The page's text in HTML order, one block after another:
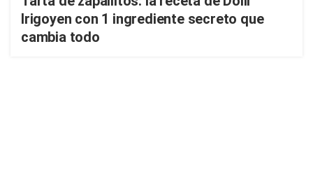
Irigoyen con 1 ingrediente secreto que
cambia todo